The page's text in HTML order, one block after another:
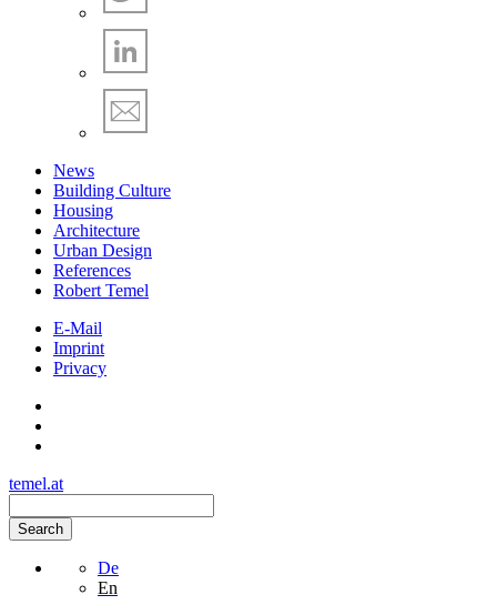
News
Building Culture
Housing
Architecture
Urban Design
References
Robert Temel
E-Mail
Imprint
Privacy
temel.at
Search
De
En